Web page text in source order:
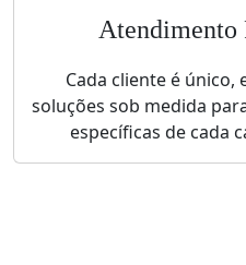
Atendimento
Cada cliente é único,
soluções sob medida
específicas de cada